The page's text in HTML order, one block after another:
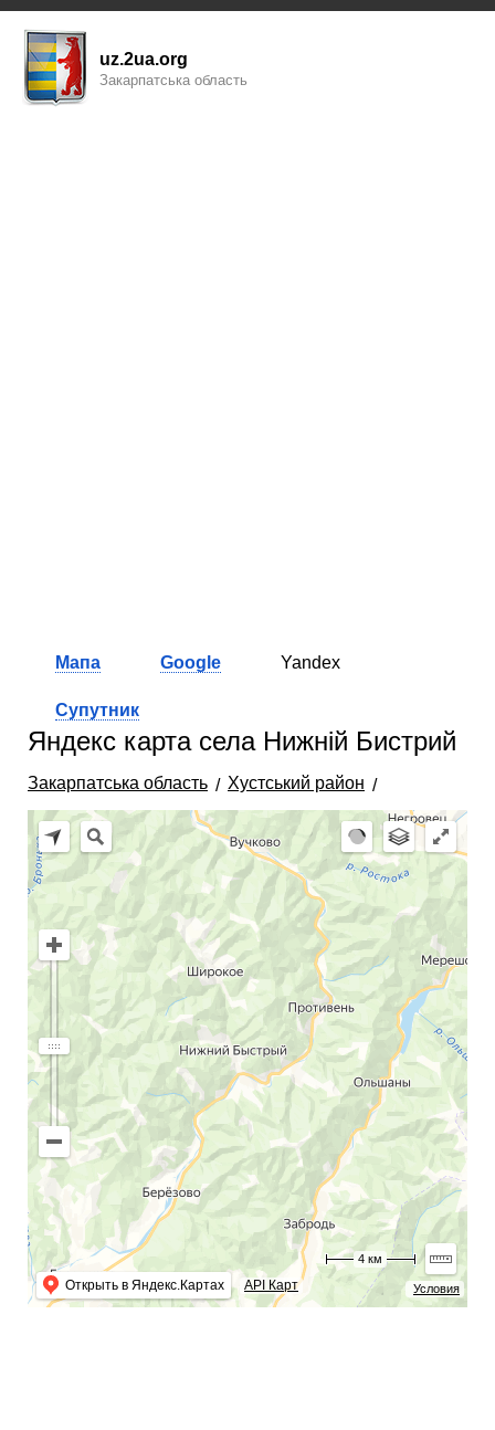
uz.2ua.org
Закарпатська область
Мапа Google Yandex
Супутник
Яндекс карта села Нижній Бистрий
Закарпатська область Хустський район
Условия
Открыть в Яндекс.Картах API Карт
4 км